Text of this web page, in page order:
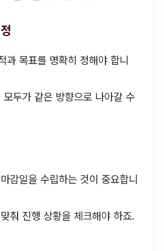
과 목표를 명확히 정해야 합니
두가 같은 방향으로 나아갈 수
감일을 수립하는 것이 중요합니
춰 진행 상황을 체크해야 하죠.